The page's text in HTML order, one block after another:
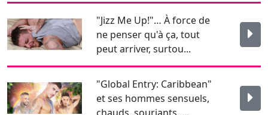
"Global Entry: Caribbean"
et ses hommes sensuels,
chauds, souriants, ...
"Spain in the A**, scène 5"
avec Tom Storm, Sir Peter
et Alex Palmieri...